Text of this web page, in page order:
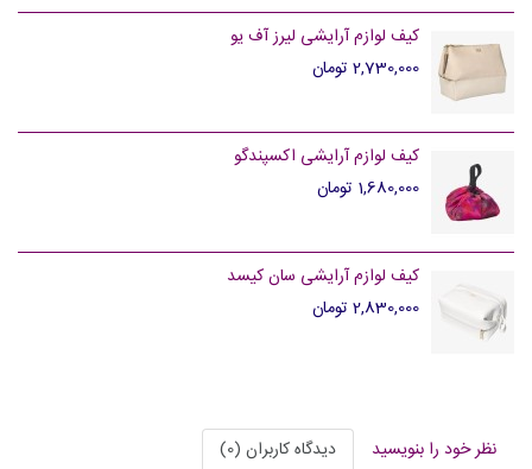
کیف لوازم آرایشی لیرز آف یو
2,730,000 تومان
کیف لوازم آرایشی اکسپندگو
1,680,000 تومان
کیف لوازم آرایشی سان کیسد
2,830,000 تومان
نظر خود را بنویسید
دیدگاه کاربران (0)